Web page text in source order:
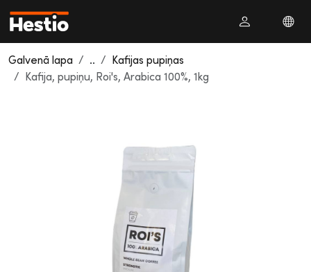
Galvenā lapa ..
Kafijas pupiņas
Kafija, pupiņu, Roi's, Arabica 100%, 1kg